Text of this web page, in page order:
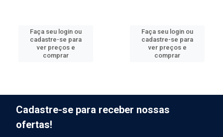
Faça seu login ou
cadastre-se para
ver preços e
comprar
Faça seu login ou
cadastre-se para
ver preços e
comprar
Cadastre-se para receber nossas
ofertas!